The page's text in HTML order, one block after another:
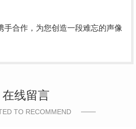
手合作，为您创造一段难忘的声像
在线留言
TO RECOMMEND